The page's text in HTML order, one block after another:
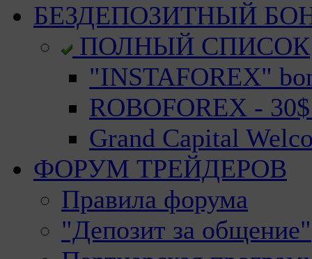
БЕЗДЕПОЗИТНЫЙ
ПОЛНЫЙ СПИСОК
"INSTAFOREX"
ROBOFOREX -
Grand Capital
ФОРУМ ТРЕЙДЕРОВ
Правила форума
"Депозит за общение"